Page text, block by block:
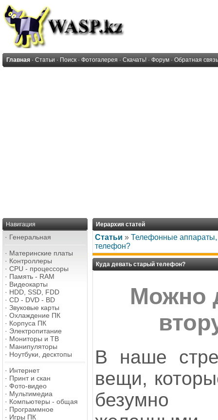
Главная · Статьи · Поиск · Фотогалерея · Скачать! · Форум · Обратная связь
Навигация
· Генеральная
· Материнские платы
· Контроллеры
· CPU - процессоры
· Память - RAM
· Видеокарты
· HDD, SSD, FDD
· CD - DVD - BD
· Звуковые карты
· Охлаждение ПК
· Корпуса ПК
· Электропитание
· Мониторы и ТВ
· Манипуляторы
· Ноутбуки, десктопы
· Интернет
· Принт и скан
· Фото-видео
· Мультимедиа
· Компьютеры - общая
· Программное
· Игры ПК
Иерархия статей
Статьи » Телефонные аппараты,
телефон?
Куда девать старый телефон?
Можно
В наше
вещи,